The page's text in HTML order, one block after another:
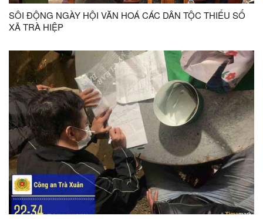
SÔI ĐỘNG NGÀY HỘI VĂN HOÁ CÁC DÂN TỘC THIỂU SỐ
XÃ TRÀ HIỆP